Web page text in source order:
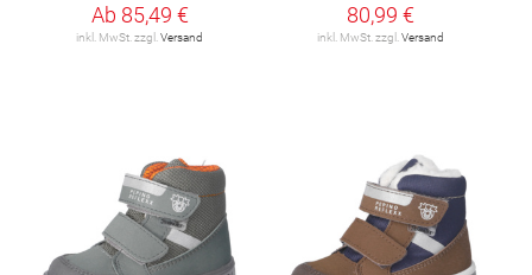
Ab 85,49 €
inkl. MwSt. zzgl. Versand
80,99 €
inkl. MwSt. zzgl. Versand